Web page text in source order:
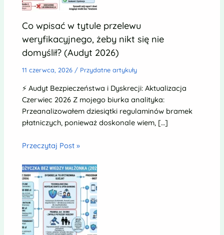
Co wpisać w tytule przelewu
weryfikacyjnego, żeby nikt się nie
domyślił? (Audyt 2026)
11 czerwca, 2026 / Przydatne artykuły
⚡ Audyt Bezpieczeństwa i Dyskrecji: Aktualizacja
Czerwiec 2026 Z mojego biurka analityka:
Przeanalizowałem dziesiątki regulaminów bramek
płatniczych, ponieważ doskonale wiem, […]
Przeczytaj Post »